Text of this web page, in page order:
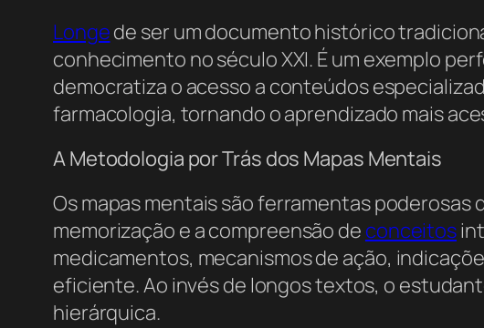
Longede ser um documento histórico
conhecimento no século XXI. É um exemplo
democratiza o acesso a conteúdos
farmacologia, tornando o aprendizado mais
A Metodologia por Trás dos Mapas Mentais
Os mapas mentais são ferramentas
memorização e a compreensão de conceitos
medicamentos, mecanismos de ação,
eficiente. Ao invés de longos textos, o
hierárquica.